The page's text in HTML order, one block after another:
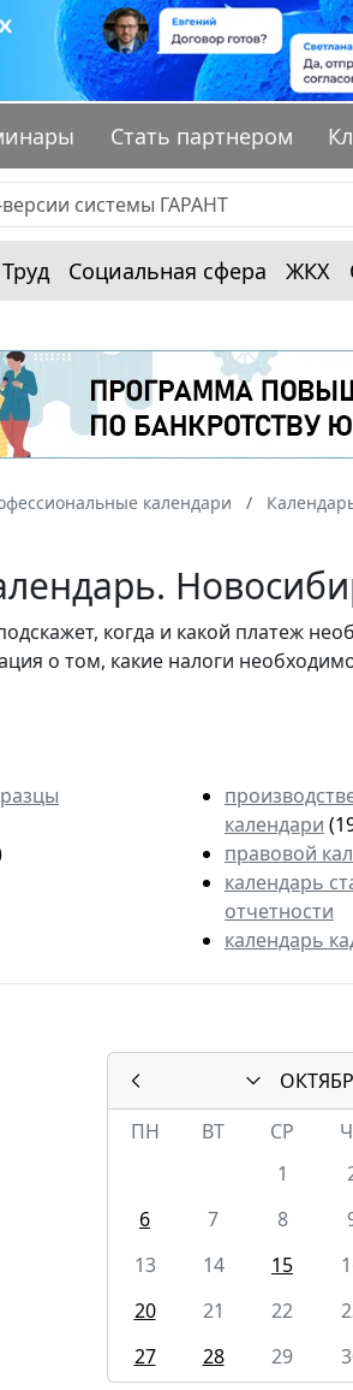
Стать партнером
Труд Социальная сфера ЖКХ
календари
когда и какой платеж
о том, какие налоги
календари
правовой
календарь
отчетности
календарь
ПН
ВТ СР
1
6
7 8
13
14 15
20
21 22
27
28 29